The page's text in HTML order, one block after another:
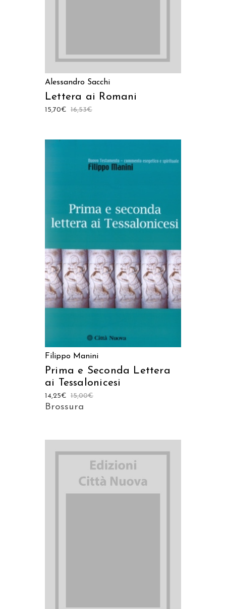
Alessandro Sacchi
Lettera ai Romani
16,53€
15,70€
Filippo Manini
Prima e Seconda Lettera
ai Tessalonicesi
15,00€
14,25€
Brossura